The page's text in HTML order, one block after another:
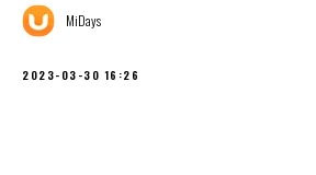
MiDays
2023-03-30 16:26